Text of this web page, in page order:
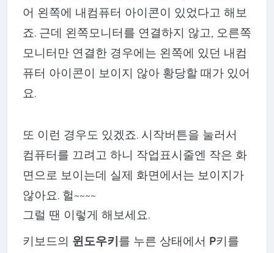
어 왼쪽에 내컴퓨터 아이콘이 있었다고 해보
죠. 근데 왼쪽모니터를 연결하지 않고, 오른쪽
모니터만 연결한 경우에는 왼쪽에 있던 내컴
퓨터 아이콘이 보이지 않아 황당할 때가 있어
요.
또 이런 경우도 있겠죠. 시작버튼을 눌러서
컴퓨터를 끄려고 하니 작업표시줄엔 작은 화
면으로 보이는데 실제 화면에서는 보이지가
않아요. 헐~~~~
그럴 땐 이렇게 해보세요.
키보드의 윈도우키를 누른 상태에서 P키를